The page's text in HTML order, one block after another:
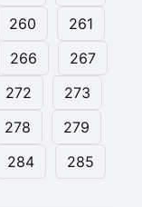
260
261
266
267
272
273
278
279
284
285